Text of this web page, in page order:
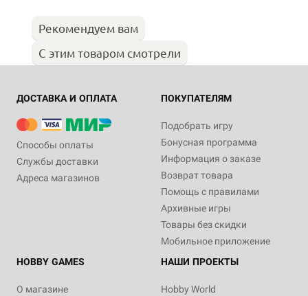
Рекомендуем вам
С этим товаром смотрели
ДОСТАВКА И ОПЛАТА
Способы оплаты
Службы доставки
Адреса магазинов
ПОКУПАТЕЛЯМ
Подобрать игру
Бонусная программа
Информация о заказе
Возврат товара
Помощь с правилами
Архивные игры
Товары без скидки
Мобильное приложение
HOBBY GAMES
О магазине
НАШИ ПРОЕКТЫ
Hobby World